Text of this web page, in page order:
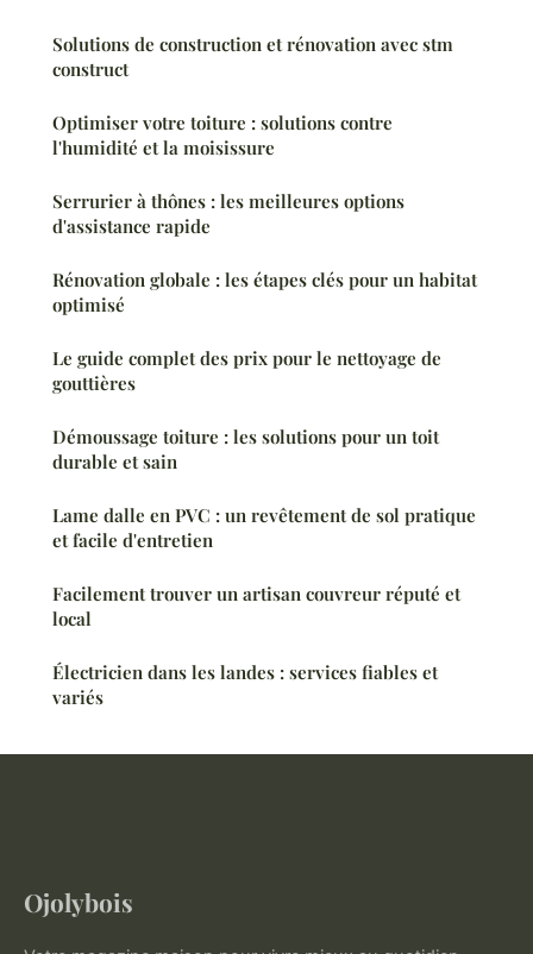
Solutions de construction et rénovation avec stm
construct
Optimiser votre toiture : solutions contre
l'humidité et la moisissure
Serrurier à thônes : les meilleures options
d'assistance rapide
Rénovation globale : les étapes clés pour un habitat
optimisé
Le guide complet des prix pour le nettoyage de
gouttières
Démoussage toiture : les solutions pour un toit
durable et sain
Lame dalle en PVC : un revêtement de sol pratique
et facile d'entretien
Facilement trouver un artisan couvreur réputé et
local
Électricien dans les landes : services fiables et
variés
Ojolybois